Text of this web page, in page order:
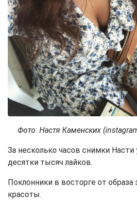
Фото: Настя Каменских
За несколько часов снимки Насти
десятки тысяч лайков.
Поклонники в восторге от образа
красоты.